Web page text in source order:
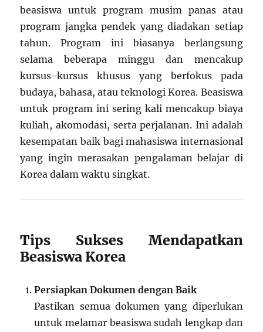
beasiswa untuk program musim panas atau
program jangka pendek yang diadakan setiap
tahun. Program ini biasanya berlangsung
selama beberapa minggu dan mencakup
kursus-kursus khusus yang berfokus pada
budaya, bahasa, atau teknologi Korea. Beasiswa
untuk program ini sering kali mencakup biaya
kuliah, akomodasi, serta perjalanan. Ini adalah
kesempatan baik bagi mahasiswa internasional
yang ingin merasakan pengalaman belajar di
Korea dalam waktu singkat.
Tips Sukses Mendapatkan
Beasiswa Korea
Persiapkan Dokumen dengan Baik
Pastikan semua dokumen yang diperlukan
untuk melamar beasiswa sudah lengkap dan